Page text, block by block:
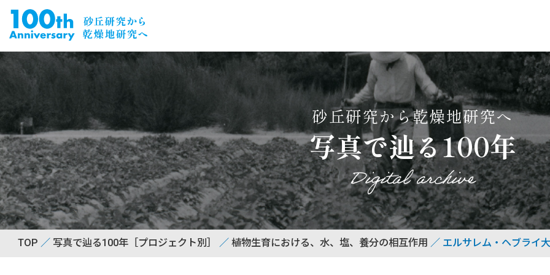
砂丘研究から乾燥地研究へ
写真で辿る100年
Digital archive
TOP 写真で辿る100年［プロジェクト別］ 植物生育における、水、塩、養分の相互作用 エルサレム・ヘブライ